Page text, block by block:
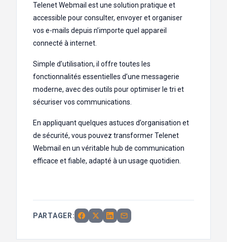
Telenet Webmail est une solution pratique et
accessible pour consulter, envoyer et organiser
vos e-mails depuis n’importe quel appareil
connecté à internet.
Simple d’utilisation, il offre toutes les
fonctionnalités essentielles d’une messagerie
moderne, avec des outils pour optimiser le tri et
sécuriser vos communications.
En appliquant quelques astuces d’organisation et
de sécurité, vous pouvez transformer Telenet
Webmail en un véritable hub de communication
efficace et fiable, adapté à un usage quotidien.
PARTAGER: